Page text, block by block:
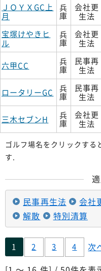
ＪＯＹＸGC上
月
兵
庫
会社更
生法
宝塚けやきヒ
ル
兵
庫
会社更
生法
六甲CC 兵
庫
民事再
生法
ロータリーGC 兵
庫
民事再
生法
三木セブンH 兵
庫
会社更
生法
ゴルフ場名をクリックする
す.
民事再生法
会社
解散
特別清算
1 2 3 4
次